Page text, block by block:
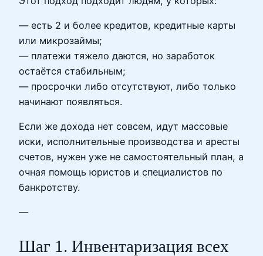
— есть 2 и более кредитов, кредитные карты
или микрозаймы;
— платежи тяжело даются, но заработок
остаётся стабильным;
— просрочки либо отсутствуют, либо только
начинают появляться.
Если же дохода нет совсем, идут массовые
иски, исполнительные производства и аресты
счетов, нужен уже не самостоятельный план, а
очная помощь юристов и специалистов по
банкротству.
—
Шаг 1. Инвентаризация всех